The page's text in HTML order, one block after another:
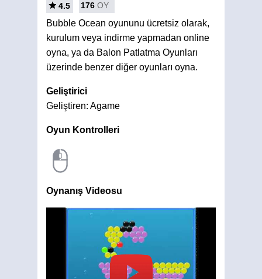
4.5 176 OY
Bubble Ocean oyununu ücretsiz olarak,
kurulum veya indirme yapmadan online
oyna, ya da Balon Patlatma Oyunları
üzerinde benzer diğer oyunları oyna.
Geliştirici
Geliştiren: Agame
Oyun Kontrolleri
Oynanış Videosu